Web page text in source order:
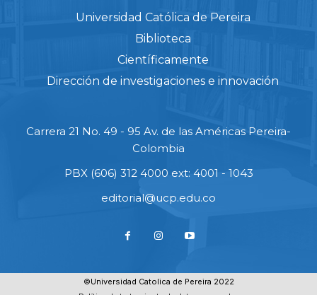
Universidad Católica de Pereira
Biblioteca
Científicamente
Dirección de investigaciones e innovación
Carrera 21 No. 49 - 95 Av. de las Américas Pereira-
Colombia
PBX (606) 312 4000 ext: 4001 - 1043
editorial@ucp.edu.co
©Universidad Catolica de Pereira 2022